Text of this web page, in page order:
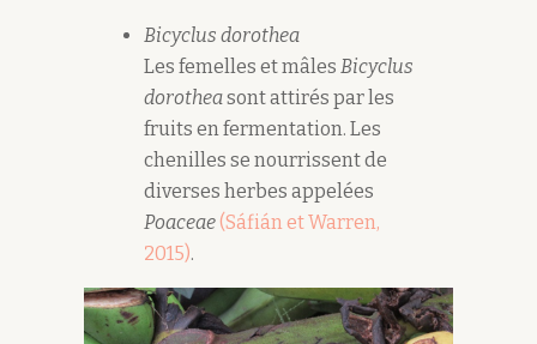
Bicyclus dorothea
Les femelles et mâles Bicyclus
dorotheasont attirés par les
fruits en fermentation. Les
chenilles se nourrissent de
diverses herbes appelées
Poaceae(Sáfián et Warren,
2015).